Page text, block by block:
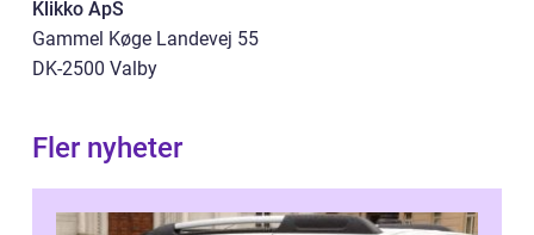
Klikko ApS
Gammel Køge Landevej 55
DK-2500 Valby
Fler nyheter